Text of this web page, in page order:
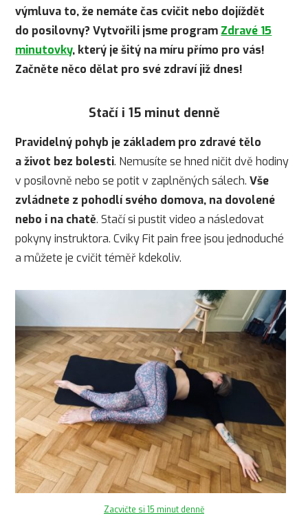
výmluva to, že nemáte čas cvičit nebo dojíždět
do posilovny? Vytvořili jsme program Zdravé 15
minutovky, který je šitý na míru přímo pro vás!
Začněte něco dělat pro své zdraví již dnes!
Stačí i 15 minut denně
Pravidelný pohyb je základem pro zdravé tělo
a život bez bolesti. Nemusíte se hned ničit dvě hodiny
v posilovně nebo se potit v zaplněných sálech.Vše
zvládnete z pohodlí svého domova, na dovolené
nebo i na chatě. Stačí si pustit video a následovat
pokyny instruktora. Cviky Fit pain free jsou jednoduché
a můžete je cvičit téměř kdekoliv.
Zacvičte si 15 minut denně